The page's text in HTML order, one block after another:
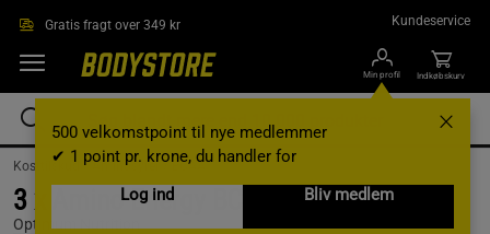
Gratis fragt over 349 kr Kundeservice
Min profil
500 velkomstpoint til nye medlemmer
✔ 1 point pr. krone, du handler for
Log ind
Bliv medlem
Indkøbskurv
Kosttilskud / Aminosyrer / BCAA
3 x Amino Energy BCAA Pulver 270g
Optimum Nutrition